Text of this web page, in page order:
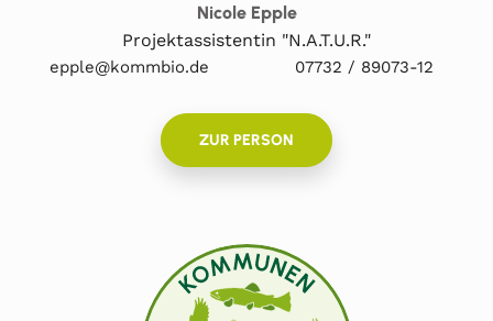
Nicole Epple
Projektassistentin "N.A.T.U.R."
epple@kommbio.de 07732 / 89073-12
ZUR PERSON